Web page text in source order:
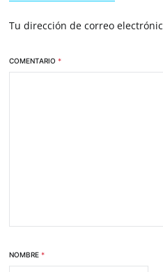
Tu dirección de correo
COMENTARIO *
NOMBRE *